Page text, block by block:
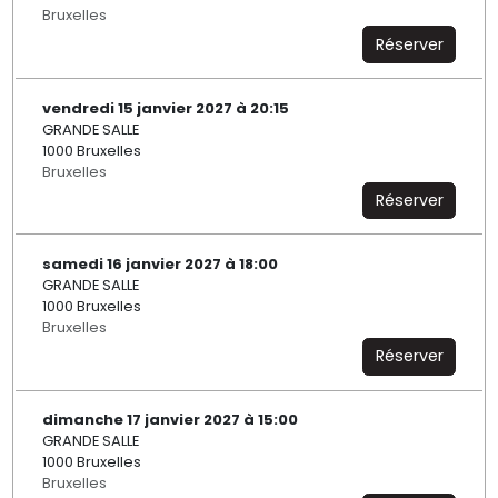
Bruxelles
Réserver
vendredi 15 janvier 2027 à 20:15
GRANDE SALLE
1000 Bruxelles
Bruxelles
Réserver
samedi 16 janvier 2027 à 18:00
GRANDE SALLE
1000 Bruxelles
Bruxelles
Réserver
dimanche 17 janvier 2027 à 15:00
GRANDE SALLE
1000 Bruxelles
Bruxelles